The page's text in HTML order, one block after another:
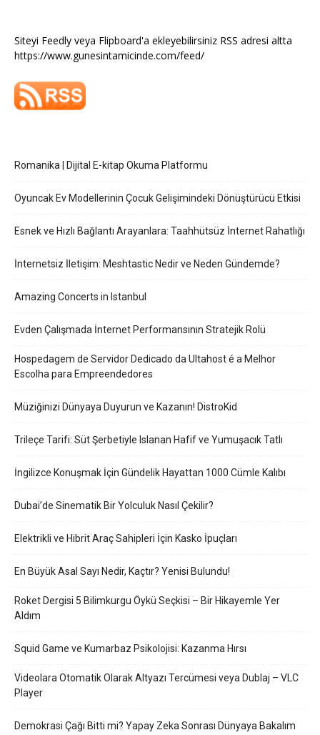
Siteyi Feedly veya Flipboard'a ekleyebilirsiniz RSS adresi altta
https://www.gunesintamicinde.com/feed/
Romanika | Dijital E-kitap Okuma Platformu
Oyuncak Ev Modellerinin Çocuk Gelişimindeki Dönüştürücü Etkisi
Esnek ve Hızlı Bağlantı Arayanlara: Taahhütsüz İnternet Rahatlığı
İnternetsiz İletişim: Meshtastic Nedir ve Neden Gündemde?
Amazing Concerts in Istanbul
Evden Çalışmada İnternet Performansının Stratejik Rolü
Hospedagem de Servidor Dedicado da Ultahost é a Melhor
Escolha para Empreendedores
Müziğinizi Dünyaya Duyurun ve Kazanın! DistroKid
Trileçe Tarifi: Süt Şerbetiyle Islanan Hafif ve Yumuşacık Tatlı
İngilizce Konuşmak İçin Gündelik Hayattan 1000 Cümle Kalıbı
Dubai’de Sinematik Bir Yolculuk Nasıl Çekilir?
Elektrikli ve Hibrit Araç Sahipleri İçin Kasko İpuçları
En Büyük Asal Sayı Nedir, Kaçtır? Yenisi Bulundu!
Roket Dergisi 5 Bilimkurgu Öykü Seçkisi – Bir Hikayemle Yer
Aldım
Squid Game ve Kumarbaz Psikolojisi: Kazanma Hırsı
Videolara Otomatik Olarak Altyazı Tercümesi veya Dublaj – VLC
Player
Demokrasi Çağı Bitti mi? Yapay Zeka Sonrası Dünyaya Bakalım